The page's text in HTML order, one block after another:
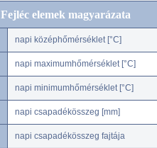
Fejléc elemek magyarázata
napi középhőmérséklet [°C]
napi maximumhőmérséklet [°C]
napi minimumhőmérséklet [°C]
napi csapadékösszeg [mm]
napi csapadékösszeg fajtája